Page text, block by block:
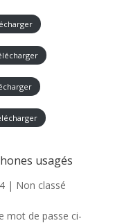
usagés
| Non classé
mot de passe ci-